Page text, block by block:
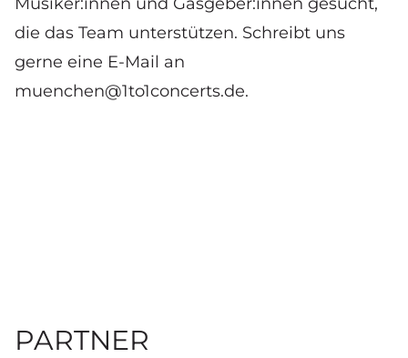
die das Team unterstützen. Schreibt uns
gerne eine E-Mail an
muenchen@1to1concerts.de.
PARTNER